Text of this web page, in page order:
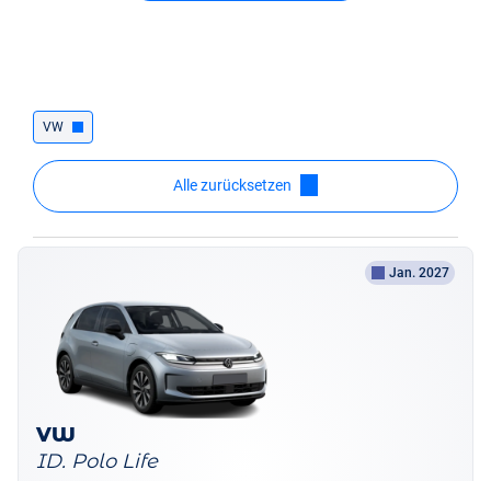
VW
Alle zurücksetzen
Jan. 2027
VW
ID. Polo Life